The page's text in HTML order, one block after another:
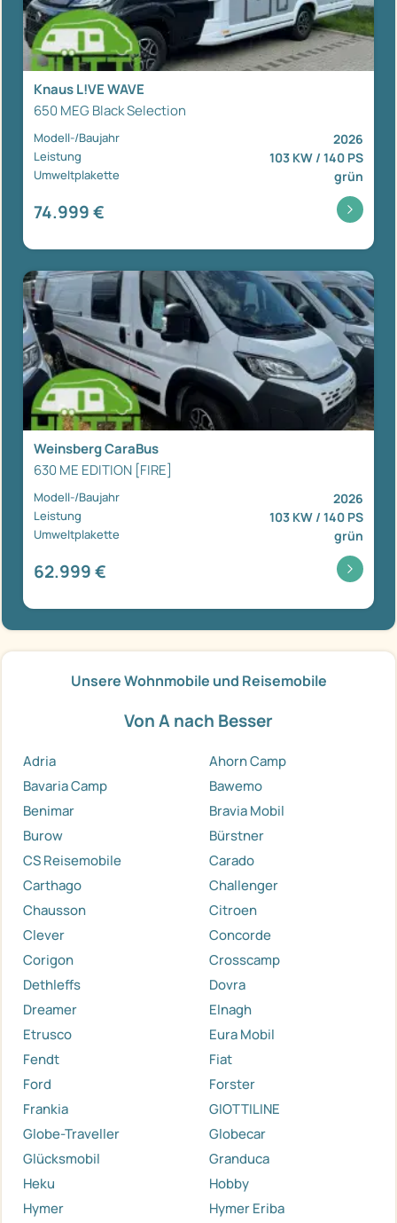
Knaus L!VE WAVE
650 MEG Black Selection
Modell-/Baujahr 2026
Leistung 103 KW / 140 PS
Umweltplakette grün
74.999 €
Weinsberg CaraBus
630 ME EDITION [FIRE]
Modell-/Baujahr 2026
Leistung 103 KW / 140 PS
Umweltplakette grün
62.999 €
Unsere Wohnmobile und Reisemobile
Von A nach Besser
Adria
Ahorn Camp
Bavaria Camp
Bawemo
Benimar
Bravia Mobil
Burow
Bürstner
CS Reisemobile
Carado
Carthago
Challenger
Chausson
Citroen
Clever
Concorde
Corigon
Crosscamp
Dethleffs
Dovra
Dreamer
Elnagh
Etrusco
Eura Mobil
Fendt
Fiat
Ford
Forster
Frankia
GIOTTILINE
Globe-Traveller
Globecar
Glücksmobil
Granduca
Heku
Hobby
Hymer
Hymer Eriba